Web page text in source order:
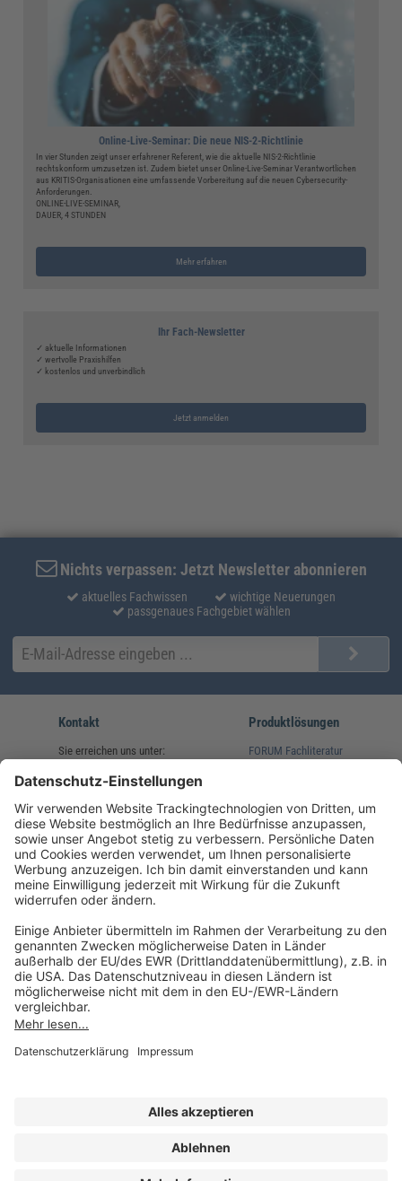
Online-Live-Seminar: Die neue NIS-2-Richtlinie
In vier Stunden zeigt unser erfahrener Referent, wie die aktuelle NIS-2-Richtlinie
rechtskonform umzusetzen ist. Zudem bietet unser Online-Live-Seminar Verantwortlichen
aus KRITIS-Organisationen eine umfassende Vorbereitung auf die neuen Cybersecurity-
Anforderungen.
ONLINE-LIVE-SEMINAR,
DAUER, 4 STUNDEN
Mehr erfahren
Ihr Fach-Newsletter
✓ aktuelle Informationen
✓ wertvolle Praxishilfen
✓ kostenlos und unverbindlich
Jetzt anmelden
Nichts verpassen: Jetzt Newsletter abonnieren
aktuelles Fachwissen
wichtige Neuerungen
passgenaues Fachgebiet wählen
Kontakt
Sie erreichen uns unter:
(08233) 38 11 23
service@forum-verlag.com
Mo-Do 07:30 - 17:00 Uhr
Fr 07:30 - 15:00 Uhr
Produktlösungen
FORUM Fachliteratur
Folgen Sie uns
Impressum
Datenschutz
AGB und Lizenzbedingungen
Erklärung zur Barrierefreiheit